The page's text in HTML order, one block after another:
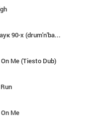
Человек-паук 90-х (drum'n'bass)
Me (Tiesto Dub)
Me